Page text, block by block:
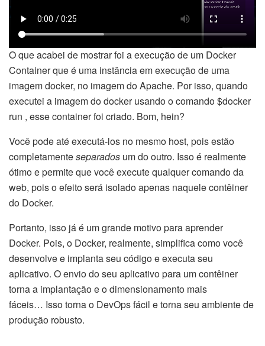
O que acabei de mostrar foi a execução de um Docker
Container que é uma instância em execução de uma
imagem docker, no imagem do Apache. Por isso, quando
executei a imagem do docker usando o comando $docker
run , esse container foi criado. Bom, hein?
Você pode até executá-los no mesmo host, pois estão
completamenteseparados um do outro. Isso é realmente
ótimo e permite que você execute qualquer comando da
web, pois o efeito será isolado apenas naquele contêiner
do Docker.
Portanto, isso já é um grande motivo para aprender
Docker. Pois, o Docker, realmente, simplifica como você
desenvolve e implanta seu código e executa seu
aplicativo. O envio do seu aplicativo para um contêiner
torna a implantação e o dimensionamento mais
fáceis… Isso torna o DevOps fácil e torna seu ambiente de
produção robusto.